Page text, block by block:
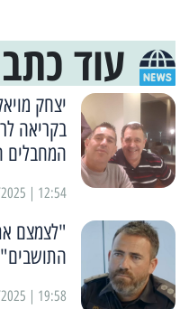
עוד
יצחק
בקריאה
המחבלים
12:54 | 31/03/2025
"לצמצם
19:58 | 30/03/2025